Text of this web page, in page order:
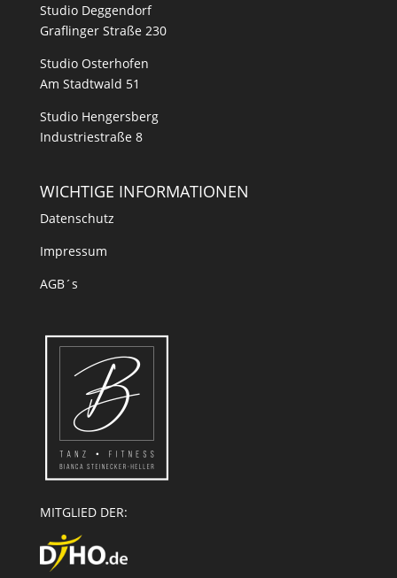
Studio Deggendorf
Graflinger Straße 230
Studio Osterhofen
Am Stadtwald 51
Studio Hengersberg
Industriestraße 8
WICHTIGE INFORMATIONEN
Datenschutz
Impressum
AGB´s
MITGLIED DER: